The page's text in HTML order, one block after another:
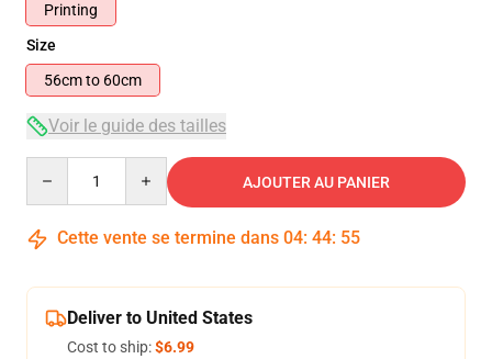
Printing
Size
56cm to 60cm
Voir le guide des tailles
AJOUTER AU PANIER
Cette vente se termine dans 04: 44: 54
Deliver to United States
Cost to ship:$6.99